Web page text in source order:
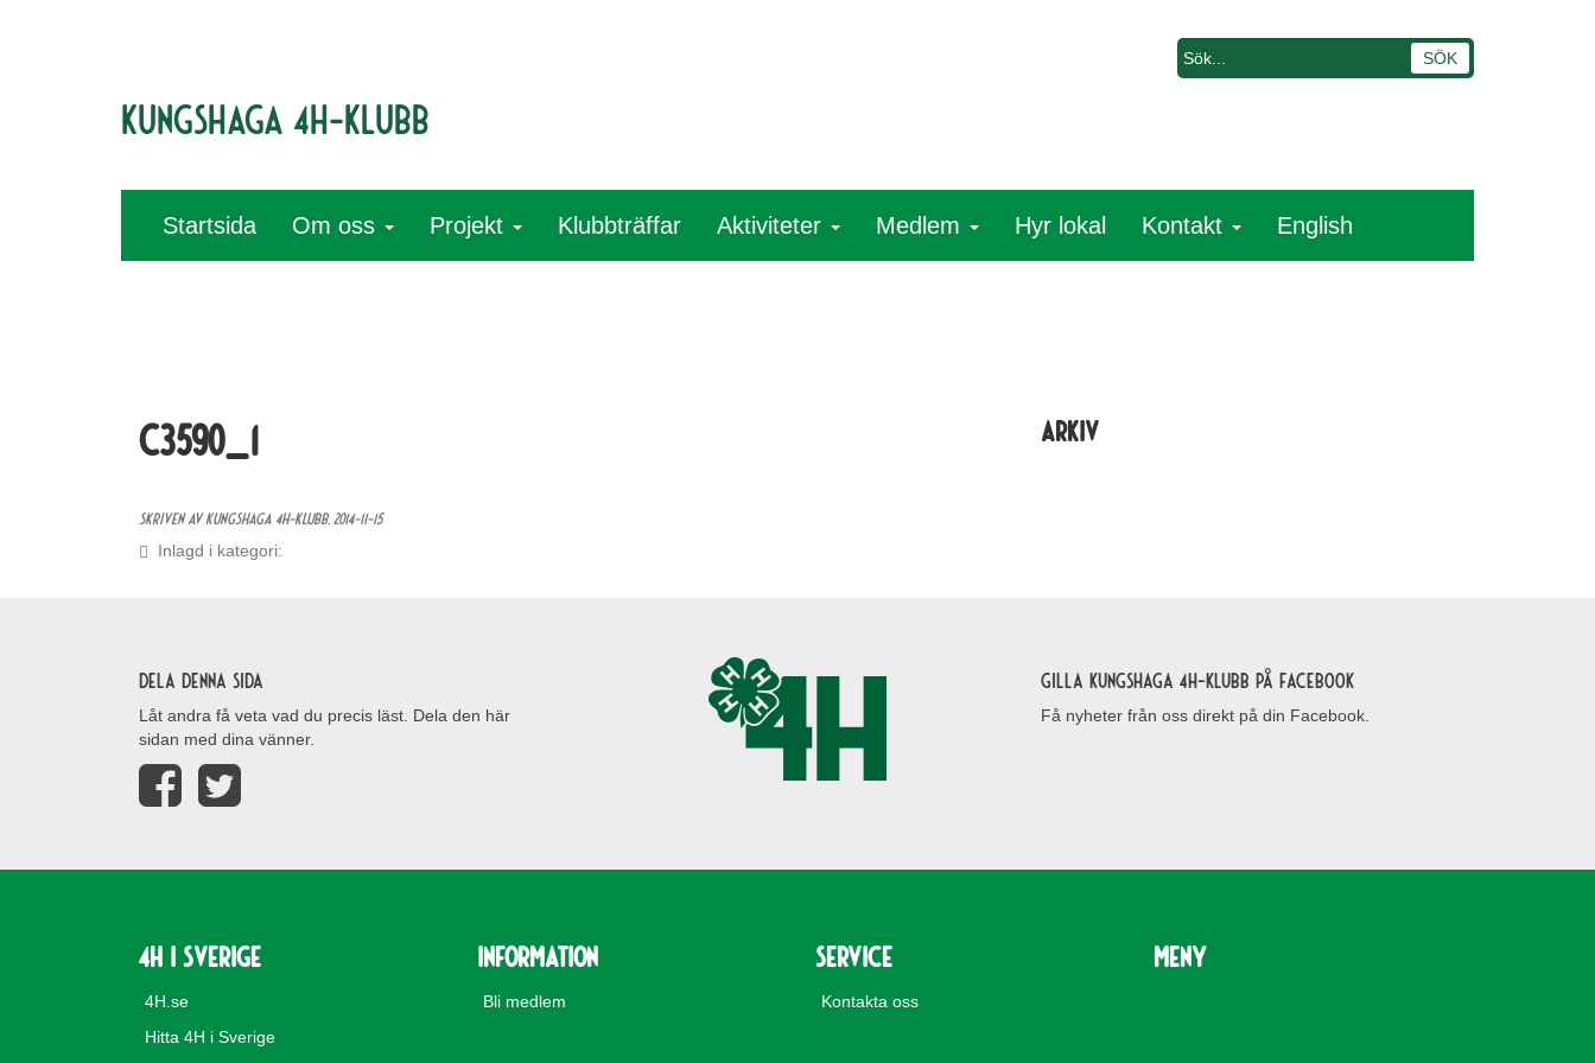
Kungshaga 4H-klubb
Startsida Om oss Projekt Klubbträffar Aktiviteter Medlem Hyr lokal Kontakt English
C3590_1
Skriven av Kungshaga 4H-klubb,2014-11-15
Inlagd i kategori:
Arkiv
Dela denna sida
Låt andra få veta vad du precis läst. Dela den här
sidan med dina vänner.
Gilla Kungshaga 4H-klubb på Facebook
Få nyheter från oss direkt på din Facebook.
4H i Sverige
4H.se
Hitta 4H i Sverige
Information
Bli medlem
Service
Kontakta oss
Meny